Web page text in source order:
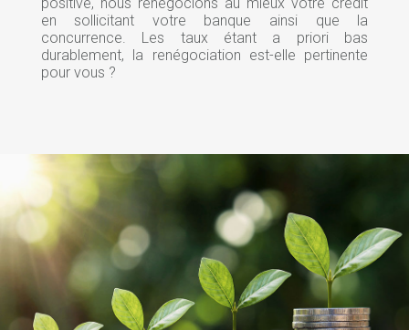
en sollicitant votre banque ainsi que la
concurrence. Les taux étant a priori bas
durablement, la renégociation est-elle pertinente
pour vous ?